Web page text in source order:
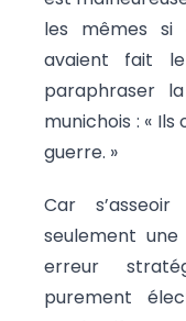
les mêmes si
avaient fait
paraphraser
munichois : «
guerre. »
Car
seulement
erreur
purement